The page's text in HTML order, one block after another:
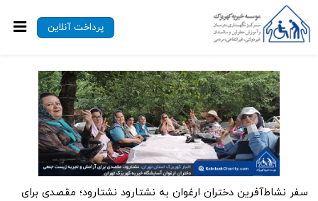
پرداخت آنلاین
سفر نشاط‌آفرین دختران ارغوان به نشتارود نشتارود؛ مقصدی برای